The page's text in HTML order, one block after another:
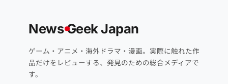
NewsGeek Japan
ゲーム・アニメ・海外ドラマ・漫画。実際に触れた作
品だけをレビューする、発見のための総合メディアで
す。